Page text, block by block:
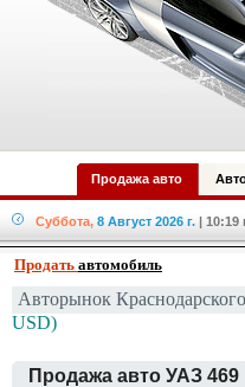
Продажа авто
Суббота, 8 Август 2026 г. | 10:19
Продать автомобиль
Авторынок
USD)
Продажа авто УАЗ 469